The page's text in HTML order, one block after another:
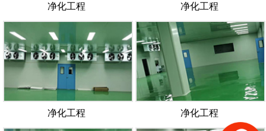
净化工程 净化工程
净化工程 净化工程